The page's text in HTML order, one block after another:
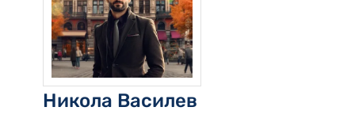
Никола Василев